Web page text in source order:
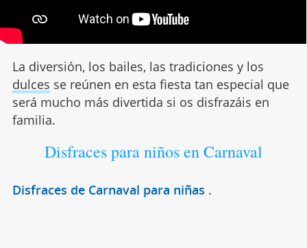
La diversión, los bailes, las tradiciones y los
dulces se reúnen en esta fiesta tan especial que
será mucho más divertida si os disfrazáis en
familia.
Disfraces para niños en Carnaval
Disfraces de Carnaval para niñas .